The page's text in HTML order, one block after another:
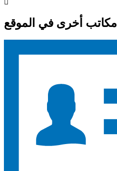
مكاتب أخرى في الموقع